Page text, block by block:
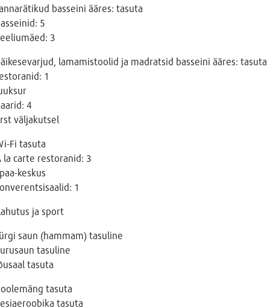
basseini ääres: tasuta
5
3
lamamistoolid ja madratsid basseini ääres: tasuta
1
4
väljakutsel
Fi tasuta
la carte restoranid: 3
keskus
1
ja sport
saun (hammam) tasuline
tasuline
tasuta
tasuta
tasuta